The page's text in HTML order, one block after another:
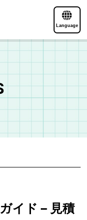
Language
イド – 見積